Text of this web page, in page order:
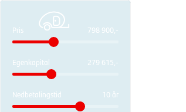
798 900,-
Pris
279 615,-
Egenkapital
10 år
Nedbetalingstid